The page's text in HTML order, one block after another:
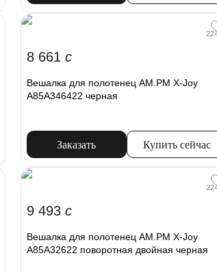
8 661 c
Вешалка для полотенец AM.PM X-Joy
A85A346422 черная
Заказать Купить сейчас
9 493 c
Вешалка для полотенец AM.PM X-Joy
A85A32622 поворотная двойная черная